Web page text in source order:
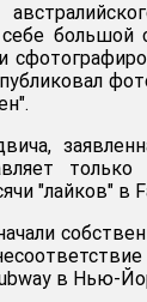
себе
"лайков" в
в Нью-